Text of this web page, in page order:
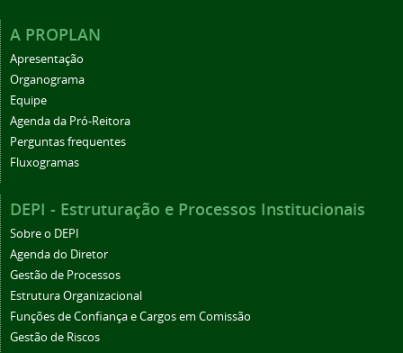
A PROPLAN
Apresentação
Organograma
Equipe
Agenda da Pró-Reitora
Perguntas frequentes
Fluxogramas
DEPI - Estruturação e Processos Institucionais
Sobre o DEPI
Agenda do Diretor
Gestão de Processos
Estrutura Organizacional
Funções de Confiança e Cargos em Comissão
Gestão de Riscos